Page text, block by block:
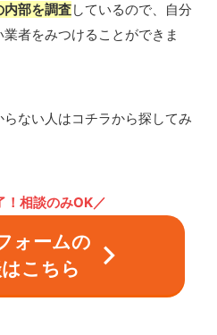
内部を調査しているので、自分
者をみつけることができま
ない人はコチラから探してみ
相談のみOK／
ォームの
こちら